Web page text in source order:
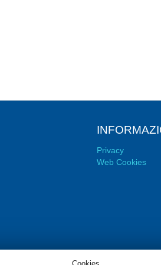
Privacy
Web Cookies